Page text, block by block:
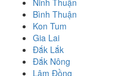
Bình Thuận
Kon Tum
Gia Lai
Đắk Lắk
Đắk Nông
Lâm Đồng